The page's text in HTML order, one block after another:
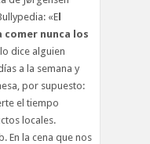
«E
comer nunca los
lo dice alguien
a la semana y
por supuesto:
el tiempo
locales.
En la cena que nos